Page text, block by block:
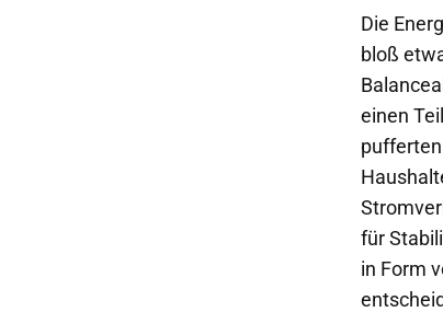
Die
bloß
einen
für
in Form